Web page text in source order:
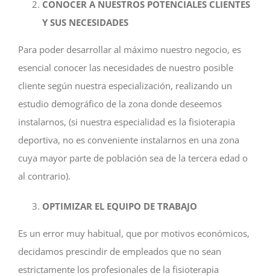
CONOCER A NUESTROS POTENCIALES CLIENTES
Y SUS NECESIDADES
Para poder desarrollar al máximo nuestro negocio, es
esencial conocer las necesidades de nuestro posible
cliente según nuestra especialización, realizando un
estudio demográfico de la zona donde deseemos
instalarnos, (si nuestra especialidad es la fisioterapia
deportiva, no es conveniente instalarnos en una zona
cuya mayor parte de población sea de la tercera edad o
al contrario).
OPTIMIZAR EL EQUIPO DE TRABAJO
Es un error muy habitual, que por motivos económicos,
decidamos prescindir de empleados que no sean
estrictamente los profesionales de la fisioterapia